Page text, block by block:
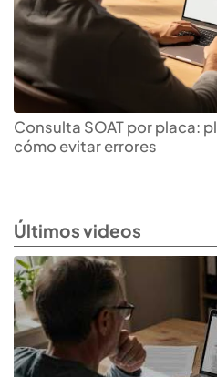
Consulta SOAT por placa:
cómo evitar errores
Últimos videos